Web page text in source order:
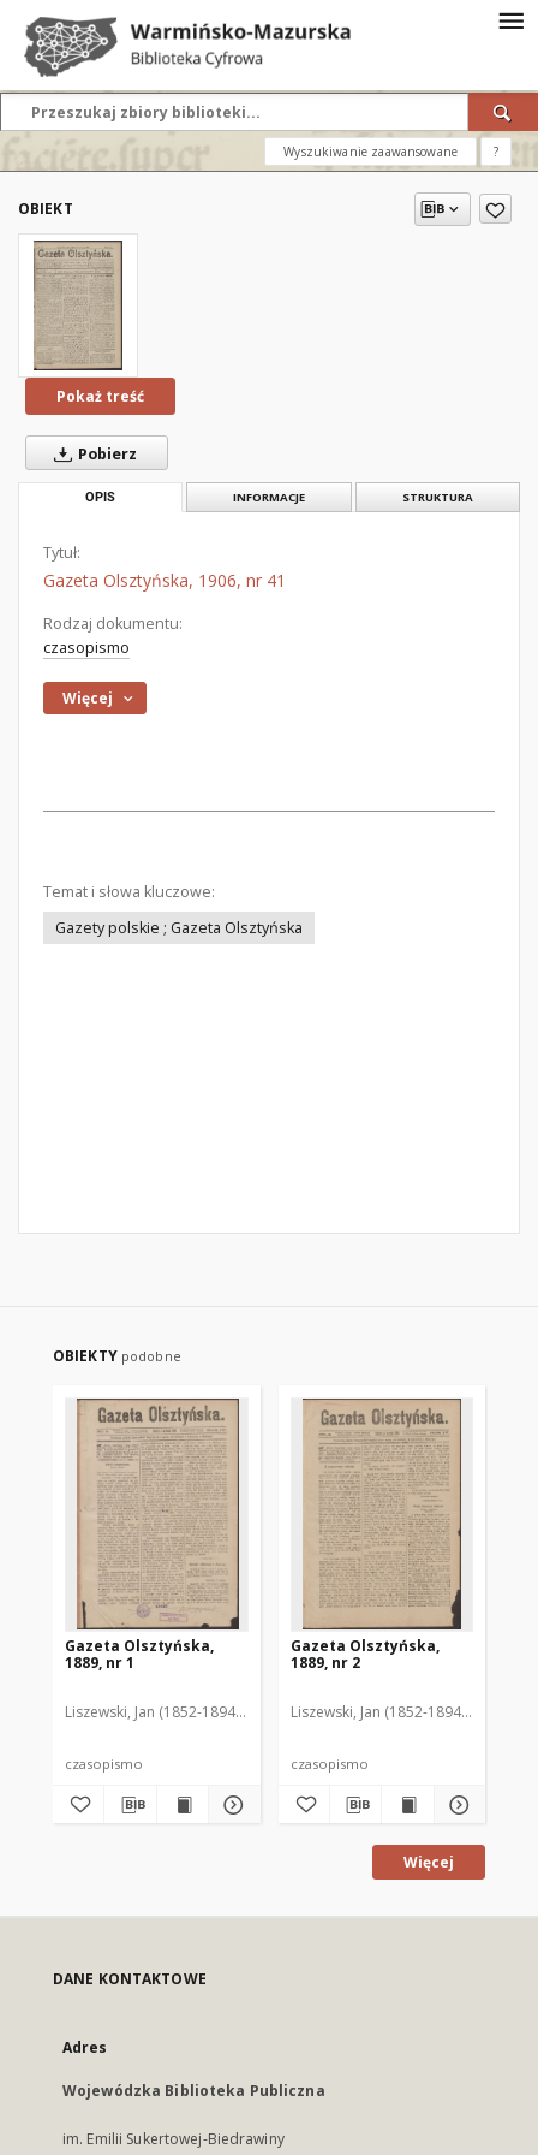
Wyszukiwanie zaawansowane ?
OBIEKT
Pokaż treść
Pobierz
OPIS INFORMACJE STRUKTURA
Tytuł:
Gazeta Olsztyńska, 1906, nr 41
Rodzaj dokumentu:
czasopismo
Więcej
Temat i słowa kluczowe:
Gazety polskie ; Gazeta Olsztyńska
OBIEKTY podobne
Gazeta Olsztyńska,
1889, nr 1
Liszewski, Jan (1852-1894). Red.
czasopismo
Gazeta Olsztyńska,
1889, nr 2
Liszewski, Jan (1852-1894). Red.
czasopismo
Więcej
DANE KONTAKTOWE
Adres
Wojewódzka Biblioteka Publiczna
im. Emilii Sukertowej-Biedrawiny